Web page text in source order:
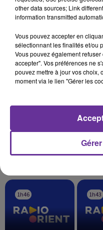
Avec AFP
LA PLAYLIST
1h46
1h46 1h43
1h43
other data sources; Link
information transmitted
Vous pouvez accepter en
sélectionnant les finalités et/ou
Vous pouvez également
accepter". Vos préférences ne
pouvez mettre à jour vos choix,
moment via le lien "Gérer les